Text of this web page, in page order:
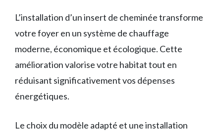
L’installation d’un insert de cheminée transforme
votre foyer en un système de chauffage
moderne, économique et écologique. Cette
amélioration valorise votre habitat tout en
réduisant significativement vos dépenses
énergétiques.
Le choix du modèle adapté et une installation